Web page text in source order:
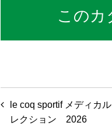
このカ
投
稿
le coq sportif メディカ
レクション 2026